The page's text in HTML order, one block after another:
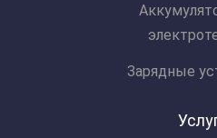
Зарядные